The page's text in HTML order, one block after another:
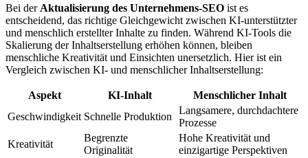
Bei der Aktualisierung des Unternehmens-SEO ist es
entscheidend, das richtige Gleichgewicht zwischen KI-unterstützter
und menschlich erstellter Inhalte zu finden. Während KI-Tools die
Skalierung der Inhaltserstellung erhöhen können, bleiben
menschliche Kreativität und Einsichten unersetzlich. Hier ist ein
Vergleich zwischen KI- und menschlicher Inhaltserstellung:
Aspekt KI-Inhalt
Menschlicher Inhalt
Geschwindigkeit Schnelle Produktion
Langsamere, durchdachtere
Prozesse
Kreativität
Begrenzte
Originalität
Hohe Kreativität und
einzigartige Perspektiven